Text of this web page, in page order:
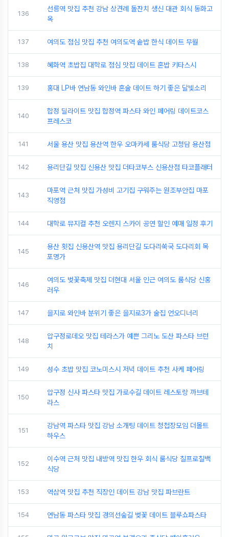
136
선릉역 맛집 추천 강남 상견례 돌잔치 생신 대관 회식 동화고
옥
137 여의도 점심 맛집 추천 여의도역 솥밥 한식 데이트 무월
138 혜화역 초밥집 대학로 점심 맛집 데이트 혼밥 키타스시
139 홍대 LP바 연남동 와인바 혼술 데이트 하기 좋은 달빛소리
140
합정 딜라이트 맛집 합정역 파스타 와인 페어링 데이트코스
프레스코
141 서울 용산 맛집 용산역 한우 오마카세 룸식당 고청담 용산점
142 용리단길 맛집 신용산 맛집 더타코부스 신용산점 타코플래터
143
마포역 근처 맛집 가성비 고기집 구워주는 원조부안집 마포
직영점
144 대학로 뮤지컬 추천 오렌지 스카이 공연 할인 예매 일정 후기
145
용산 횟집 신용산역 맛집 용리단길 도다리쑥국 도다리회 목
포명가
146
여의도 벚꽃축제 맛집 더현대 서울 인근 여의도 룸식당 신홍
러우
147 을지로 와인바 분위기 좋은 을지로3가 술집 언오디너리
148
압구정로데오 맛집 테라스가 예쁜 그리노 도산 파스타 브런
치
149 성수 초밥 맛집 코노미스시 저녁 데이트 추천 사케 페어링
150
압구정 신사 파스타 맛집 가로수길 데이트 레스토랑 까브테
라스
151
강남역 파스타 맛집 강남 소개팅 데이트 청첩장모임 더몰트
하우스
152
이수역 근처 맛집 내방역 맛집 한우 회식 룸식당 칠프로칠백
식당
153 역삼역 맛집 추천 직장인 데이트 강남 맛집 파브란트
154 연남동 파스타 맛집 경의선숲길 벚꽃 데이트 블루쇼파스타